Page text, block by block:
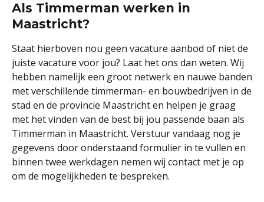
Als Timmerman werken in
Maastricht?
Staat hierboven nou geen vacature aanbod of niet de
juiste vacature voor jou? Laat het ons dan weten. Wij
hebben namelijk een groot netwerk en nauwe banden
met verschillende timmerman- en bouwbedrijven in de
stad en de provincie Maastricht en helpen je graag
met het vinden van de best bij jou passende baan als
Timmerman in Maastricht. Verstuur vandaag nog je
gegevens door onderstaand formulier in te vullen en
binnen twee werkdagen nemen wij contact met je op
om de mogelijkheden te bespreken.